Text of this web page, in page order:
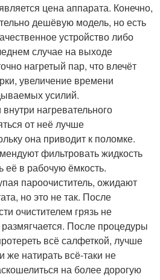
цена аппарата. Конечно,
дешёвую модель, но есть
устройство либо
случае на выходе
нагретый пар, что влечёт
увеличение времени
усилий.
нагревательного
от неё лучше
она приводит к поломке.
фильтровать жидкость
её в рабочую ёмкость.
пароочиститель, ожидают
но это не так. После
очистителем грязь не
размягчается. После процедуры
всё салфеткой, лучше
натирать всё-таки не
на более дорогую